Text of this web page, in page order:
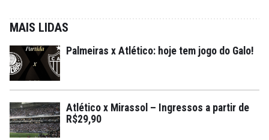
MAIS LIDAS
Palmeiras x Atlético: hoje tem jogo do Galo!
Atlético x Mirassol – Ingressos a partir de
R$29,90